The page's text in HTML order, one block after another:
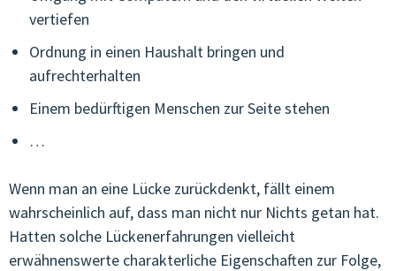
vertiefen
Ordnung in einen Haushalt bringen und
aufrechterhalten
Einem bedürftigen Menschen zur Seite stehen
…
Wenn man an eine Lücke zurückdenkt, fällt einem
wahrscheinlich auf, dass man nicht nur Nichts getan hat.
Hatten solche Lückenerfahrungen vielleicht
erwähnenswerte charakterliche Eigenschaften zur Folge,